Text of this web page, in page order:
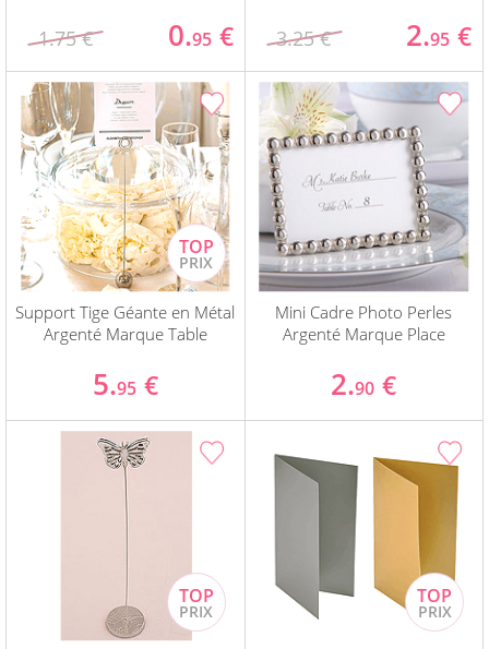
1.75 € 0.95 € 3.25 € 2.95 €
Support Tige Géante en Métal
Argenté Marque Table
5.95 €
Mini Cadre Photo Perles
Argenté Marque Place
2.90 €